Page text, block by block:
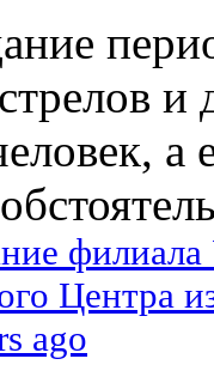
и
а
Центра
ago